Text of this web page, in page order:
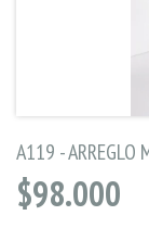
A119 - ARREGLO
$98.000